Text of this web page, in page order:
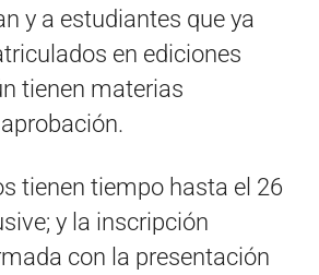
y a estudiantes que ya
en ediciones
tienen materias
tienen tiempo hasta el 26
y la inscripción
con la presentación